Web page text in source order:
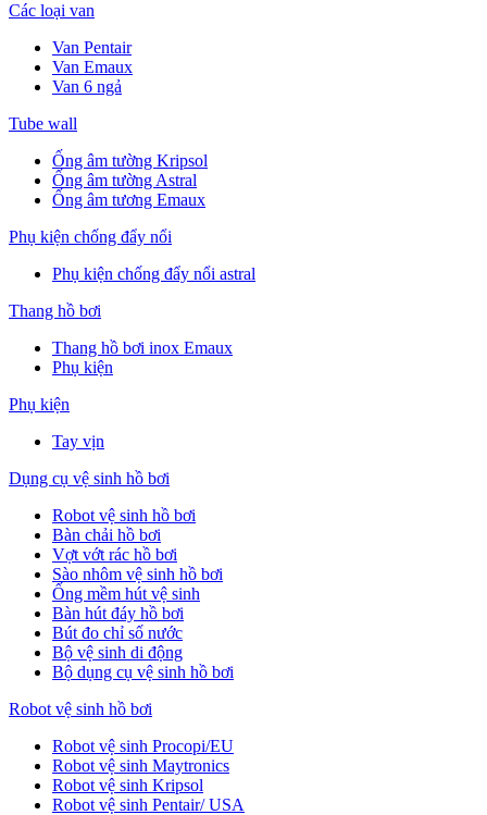
Các loại van
Van Pentair
Van Emaux
Van 6 ngả
Tube wall
Ống âm tường Kripsol
Ống âm tường Astral
Ống âm tương Emaux
Phụ kiện chống đẩy nổi
Phụ kiện chống đẩy nổi astral
Thang hồ bơi
Thang hồ bơi inox Emaux
Phụ kiện
Phụ kiện
Tay vịn
Dụng cụ vệ sinh hồ bơi
Robot vệ sinh hồ bơi
Bàn chải hồ bơi
Vợt vớt rác hồ bơi
Sào nhôm vệ sinh hồ bơi
Ống mềm hút vệ sinh
Bàn hút đáy hồ bơi
Bút đo chỉ số nước
Bộ vệ sinh di động
Bộ dụng cụ vệ sinh hồ bơi
Robot vệ sinh hồ bơi
Robot vệ sinh Procopi/EU
Robot vệ sinh Maytronics
Robot vệ sinh Kripsol
Robot vệ sinh Pentair/ USA